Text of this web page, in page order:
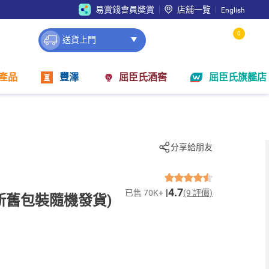
易賞錢會員獎賞 店舖一覽 English
送貨上門
0
品 豐澤 屈臣氏酒窖 屈臣氏旗艦店
分享給朋友
舊包裝隨機發貨) 已售 70K+ 4.7(9 評價)